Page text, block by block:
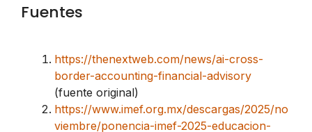
Fuentes
https://thenextweb.com/news/ai-cross-
border-accounting-financial-advisory
(fuente original)
https://www.imef.org.mx/descargas/2025/no
viembre/ponencia-imef-2025-educacion-